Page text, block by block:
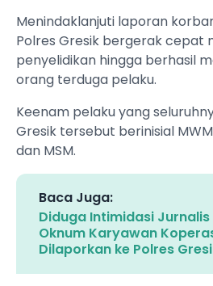
​Menindaklanjuti laporan
Polres Gresik bergerak cepat
penyelidikan hingga berhasil
orang terduga pelaku.
Keenam pelaku yang
Gresik tersebut berinisial MWM,
dan MSM.
Baca Juga:
Diduga Intimidasi
Oknum Karyawan
Dilaporkan ke Polres